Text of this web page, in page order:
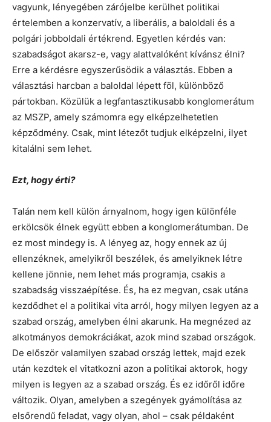
vagyunk, lényegében zárójelbe kerülhet politikai
értelemben a konzervatív, a liberális, a baloldali és a
polgári jobboldali értékrend. Egyetlen kérdés van:
szabadságot akarsz-e, vagy alattvalóként kívánsz élni?
Erre a kérdésre egyszerűsödik a választás. Ebben a
választási harcban a baloldal lépett föl, különböző
pártokban. Közülük a legfantasztikusabb konglomerátum
az MSZP, amely számomra egy elképzelhetetlen
képződmény. Csak, mint létezőt tudjuk elképzelni, ilyet
kitalálni sem lehet.
Ezt, hogy érti?
Talán nem kell külön árnyalnom, hogy igen különféle
erkölcsök élnek együtt ebben a konglomerátumban. De
ez most mindegy is. A lényeg az, hogy ennek az új
ellenzéknek, amelyikről beszélek, és amelyiknek létre
kellene jönnie, nem lehet más programja, csakis a
szabadság visszaépítése. És, ha ez megvan, csak utána
kezdődhet el a politikai vita arról, hogy milyen legyen az a
szabad ország, amelyben élni akarunk. Ha megnézed az
alkotmányos demokráciákat, azok mind szabad országok.
De először valamilyen szabad ország lettek, majd ezek
után kezdtek el vitatkozni azon a politikai aktorok, hogy
milyen is legyen az a szabad ország. És ez időről időre
változik. Olyan, amelyben a szegények gyámolítása az
elsőrendű feladat, vagy olyan, ahol – csak példaként